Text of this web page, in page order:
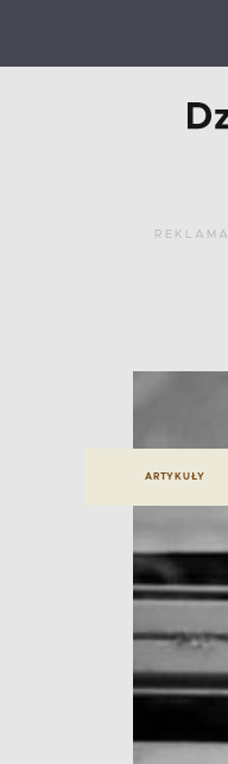
REKLAMA
ARTYKUŁY